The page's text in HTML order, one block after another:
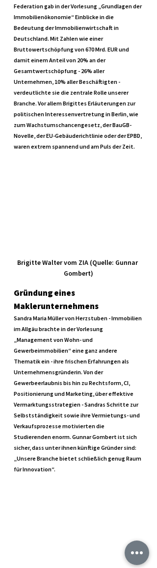
Federation gab in der Vorlesung „Grundlagen der
Immobilienökonomie“ Einblicke in die
Bedeutung der Immobilienwirtschaft in
Deutschland. Mit Zahlen wie einer
Bruttowertschöpfung von 670 Mrd. EUR und
damit einem Anteil von 20% an der
Gesamtwertschöpfung - 26% aller
Unternehmen, 10% aller Beschäftigten -
verdeutlichte sie die zentrale Rolle unserer
Branche. Vor allem Brigittes Erläuterungen zur
politischen Interessenvertretung in Berlin, wie
zum Wachstumschancengesetz, der BauGB-
Novelle, der EU-Gebäuderichtlinie oder der EPBD,
waren extrem spannend und am Puls der Zeit.
Brigitte Walter vom ZIA (Quelle: Gunnar
Gombert)
Gründung eines
Maklerunternehmens
Sandra Maria Müller von Herzstuben - Immobilien
im Allgäu brachte in der Vorlesung
„Management von Wohn- und
Gewerbeimmobilien“ eine ganz andere
Thematik ein - ihre frischen Erfahrungen als
Unternehmensgründerin. Von der
Gewerbeerlaubnis bis hin zu Rechtsform, CI,
Positionierung und Marketing, über effektive
Vermarktungsstrategien - Sandras Schritte zur
Selbstständigkeit sowie ihre Vermietungs- und
Verkaufsprozesse motivierten die
Studierenden enorm. Gunnar Gombert ist sich
sicher, dass unter ihnen künftige Gründer sind:
„Unsere Branche bietet schließlich genug Raum
für Innovation“.